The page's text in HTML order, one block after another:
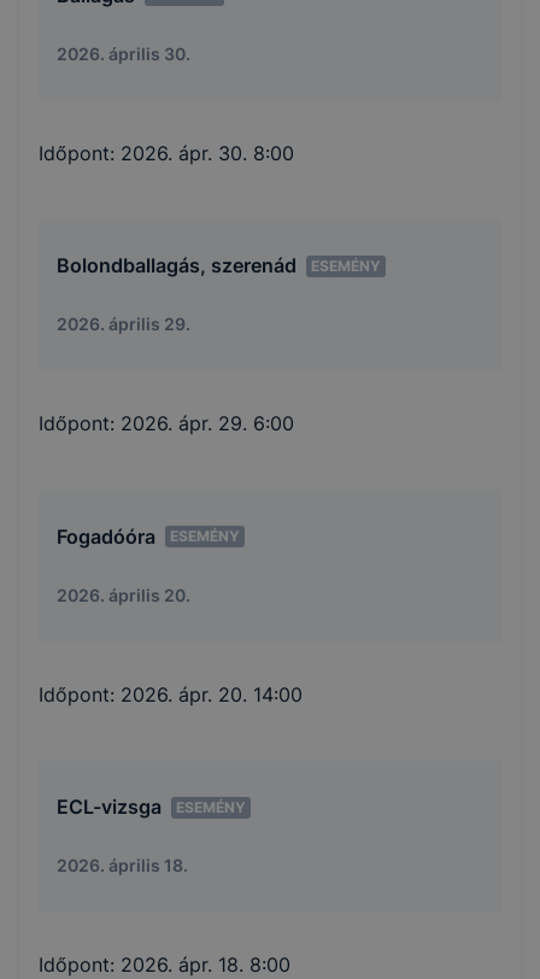
2026. április 30.
Időpont: 2026. ápr. 30. 8:00
Bolondballagás, szerenád ESEMÉNY
2026. április 29.
Időpont: 2026. ápr. 29. 6:00
Fogadóóra ESEMÉNY
2026. április 20.
Időpont: 2026. ápr. 20. 14:00
ECL-vizsga ESEMÉNY
2026. április 18.
Időpont: 2026. ápr. 18. 8:00